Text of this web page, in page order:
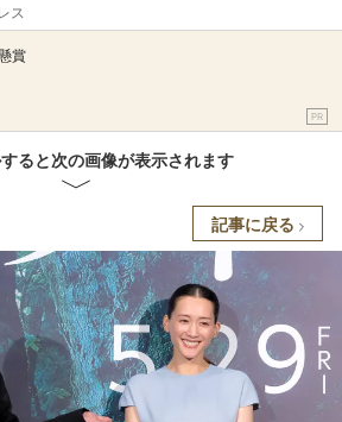
ス
賞
PR
ると次の画像が表示されます
記事に戻る